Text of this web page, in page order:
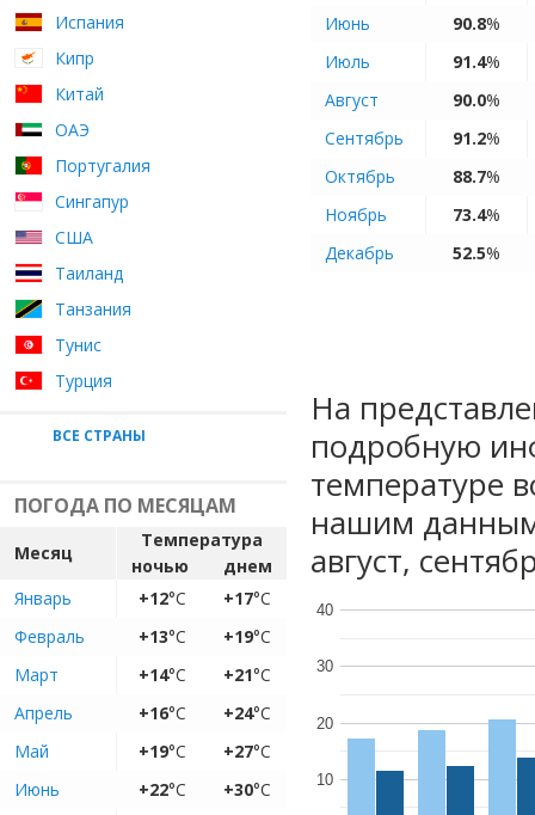
Испания
Кипр
Китай
ОАЭ
Португалия
Сингапур
США
Таиланд
Танзания
Тунис
Турция
ВСЕ СТРАНЫ
ПОГОДА ПО МЕСЯЦАМ
Месяц
Температура
ночью
днем
Январь
+12°C +17°C
Февраль
+13°C +19°C
Март
+14°C +21°C
Апрель
+16°C +24°C
Май
+19°C +27°C
Июнь
+22°C +30°C
Июнь
90.8%
Июль
91.4%
Август
90.0%
Сентябрь
91.2%
Октябрь
88.7%
Ноябрь
73.4%
Декабрь
52.5%
На
подробную
температуре
нашим
август,
10
20
30
40